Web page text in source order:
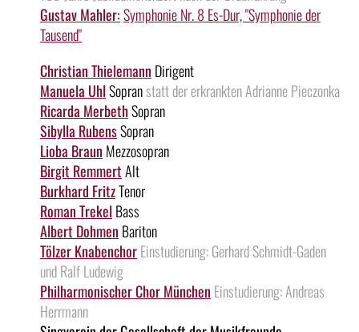
Gustav Mahler:Symphonie Nr. 8 Es-Dur, "Symphonie der
Tausend"
Christian Thielemann Dirigent
Manuela UhlSopranstatt der erkrankten Adrianne Pieczonka
Ricarda MerbethSopran
Sibylla RubensSopran
Lioba Braun Mezzosopran
Birgit RemmertAlt
Burkhard FritzTenor
Roman Trekel Bass
Albert Dohmen Bariton
Tölzer KnabenchorEinstudierung: Gerhard Schmidt-Gaden
und Ralf Ludewig
Philharmonischer Chor München Einstudierung: Andreas
Herrmann